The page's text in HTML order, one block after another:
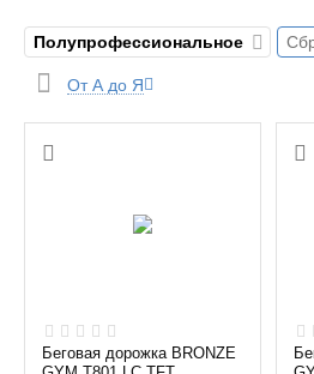
Полупрофессиональное
От А до Я
Беговая дорожка BRONZE